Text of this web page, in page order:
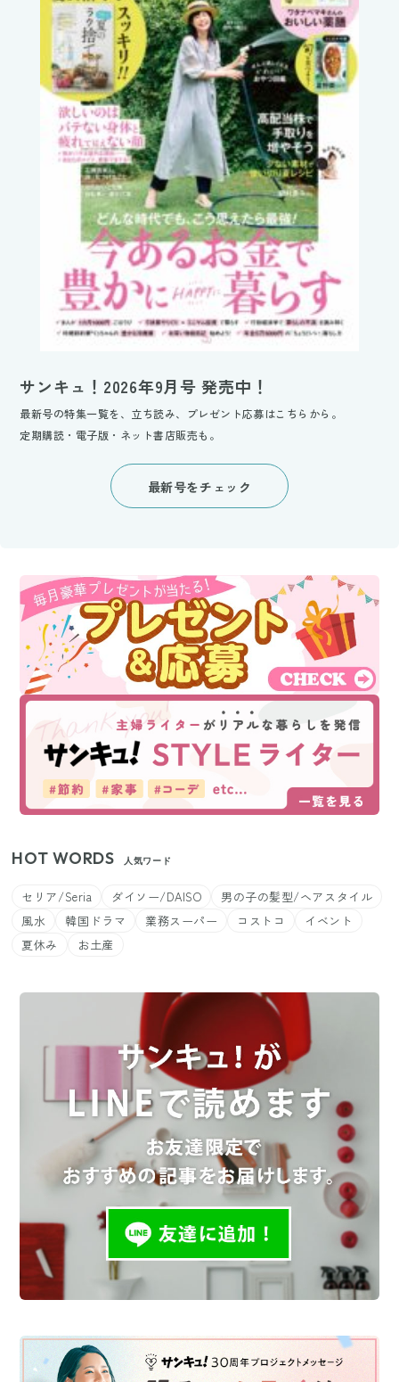
サンキュ！2026年9月号 発売中！
最新号の特集一覧を、立ち読み、プレゼント応募はこちらから。
定期購読・電子版・ネット書店販売も。
最新号をチェック
HOT WORDS 人気ワード
セリア/Seria ダイソー/DAISO
男の子の髪型/ヘアスタイル
風水
韓国ドラマ 業務スーパー コストコ
イベント
夏休み
お土産